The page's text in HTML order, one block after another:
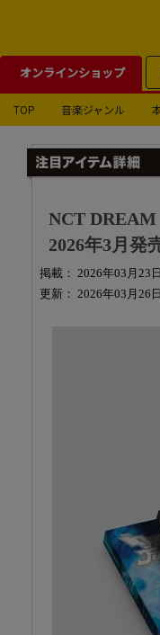
オンラインショップ
TOP 音楽ジャンル
NCT
2026年3月発
掲載： 2026年03月23
更新： 2026年03月26